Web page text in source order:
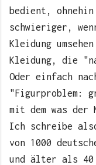
bedient,
schwieriger,
Kleidung
Kleidung, die
Oder einfach
"Figurproblem:
mit dem was
Ich schreibe
von 1000
und älter als 40